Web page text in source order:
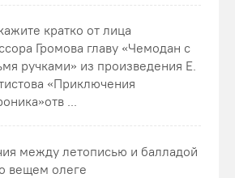
кратко от лица
Громова главу «Чемодан с
ручками» из произведения Е.
«Приключения
...
между летописью и балладой
вещем олеге